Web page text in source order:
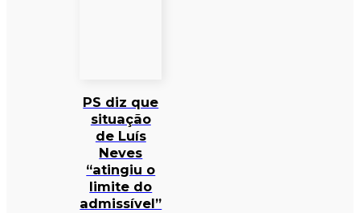
PS diz que
situação
de Luís
Neves
“atingiu o
limite do
admissível”